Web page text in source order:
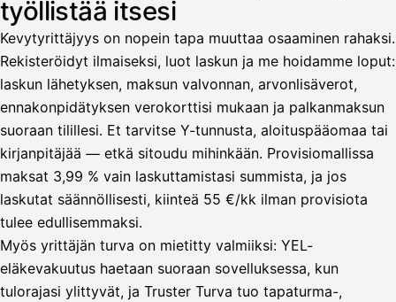
työllistää itsesi
Kevytyrittäjyys on nopein tapa muuttaa osaaminen rahaksi.
Rekisteröidyt ilmaiseksi, luot laskun ja me hoidamme loput:
laskun lähetyksen, maksun valvonnan, arvonlisäverot,
ennakonpidätyksen verokorttisi mukaan ja palkanmaksun
suoraan tilillesi. Et tarvitse Y-tunnusta, aloituspääomaa tai
kirjanpitäjää — etkä sitoudu mihinkään. Provisiomallissa
maksat 3,99 % vain laskuttamistasi summista, ja jos
laskutat säännöllisesti, kiinteä 55 €/kk ilman provisiota
tulee edullisemmaksi.
Myös yrittäjän turva on mietitty valmiiksi: YEL-
eläkevakuutus haetaan suoraan sovelluksessa, kun
tulorajasi ylittyvät, ja Truster Turva tuo tapaturma-,